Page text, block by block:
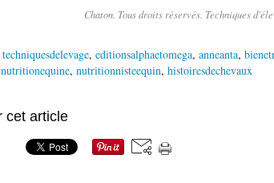
Chaton. Tous droits réservés. Techniques
techniquesdelevage, editionsalphaetomega, anneanta,
nutritionequine, nutritionnisteequin, histoiresdechevaux
cet article